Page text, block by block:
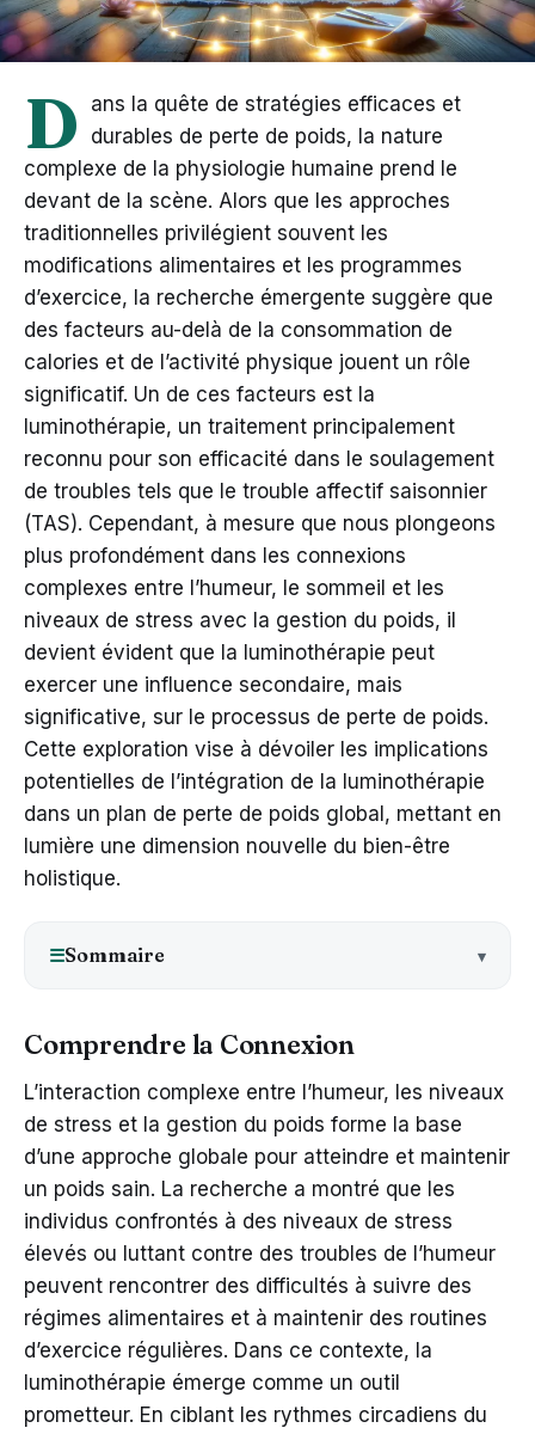
D
ans la quête de stratégies efficaces et
durables de perte de poids, la nature
complexe de la physiologie humaine prend le
devant de la scène. Alors que les approches
traditionnelles privilégient souvent les
modifications alimentaires et les programmes
d’exercice, la recherche émergente suggère que
des facteurs au-delà de la consommation de
calories et de l’activité physique jouent un rôle
significatif. Un de ces facteurs est la
luminothérapie, un traitement principalement
reconnu pour son efficacité dans le soulagement
de troubles tels que le trouble affectif saisonnier
(TAS). Cependant, à mesure que nous plongeons
plus profondément dans les connexions
complexes entre l’humeur, le sommeil et les
niveaux de stress avec la gestion du poids, il
devient évident que la luminothérapie peut
exercer une influence secondaire, mais
significative, sur le processus de perte de poids.
Cette exploration vise à dévoiler les implications
potentielles de l’intégration de la luminothérapie
dans un plan de perte de poids global, mettant en
lumière une dimension nouvelle du bien-être
holistique.
☰Sommaire
Comprendre la Connexion
L’interaction complexe entre l’humeur, les niveaux
de stress et la gestion du poids forme la base
d’une approche globale pour atteindre et maintenir
un poids sain. La recherche a montré que les
individus confrontés à des niveaux de stress
élevés ou luttant contre des troubles de l’humeur
peuvent rencontrer des difficultés à suivre des
régimes alimentaires et à maintenir des routines
d’exercice régulières. Dans ce contexte, la
luminothérapie émerge comme un outil
prometteur. En ciblant les rythmes circadiens du